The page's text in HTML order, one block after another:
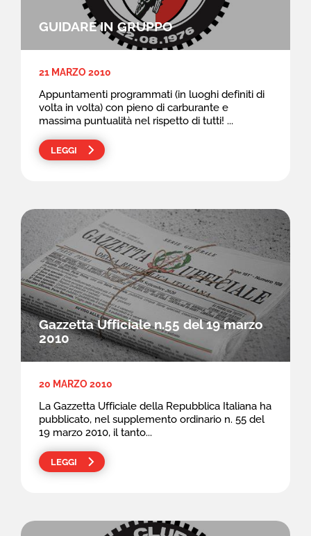
GUIDARE IN GRUPPO
21 MARZO 2010
Appuntamenti programmati (in luoghi definiti di
volta in volta) con pieno di carburante e
massima puntualità nel rispetto di tutti! ...
LEGGI
Gazzetta Ufficiale n.55 del 19 marzo
2010
20 MARZO 2010
La Gazzetta Ufficiale della Repubblica Italiana ha
pubblicato, nel supplemento ordinario n. 55 del
19 marzo 2010, il tanto...
LEGGI